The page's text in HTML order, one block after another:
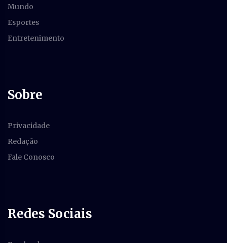
Mundo
Esportes
Entretenimento
Sobre
Privacidade
Redação
Fale Conosco
Redes Sociais